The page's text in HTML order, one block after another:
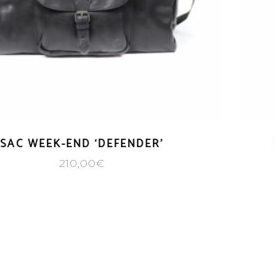
SAC WEEK-END ‘DEFENDER’
210,00€